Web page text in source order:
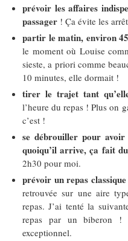
prévoir les affaires
passager ! Ça évite les
partir le matin, environ
le moment où Louise
sieste, a priori comme
10 minutes, elle dormait !
tirer le trajet tant
l’heure du repas ! Plus on
c’est !
se débrouiller pour
quoiqu’il arrive, ça fait
2h30 pour moi.
prévoir un repas
retrouvée sur une aire
repas. J’ai tenté la
repas par un biberon !
exceptionnel.